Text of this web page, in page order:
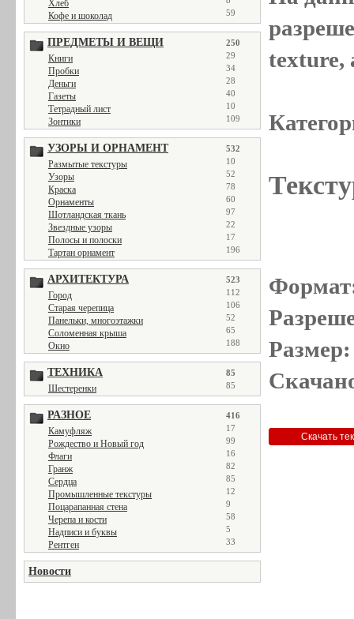
Хлеб
Кофе и шоколад 59
ПРЕДМЕТЫ И ВЕЩИ 250
Книги 29
Пробки 34
Деньги 28
Газеты 40
Тетрадный лист 10
Зонтики 109
УЗОРЫ И ОРНАМЕНТ 532
Размытые текстуры 10
Узоры 52
Краска 78
Орнаменты 60
Шотландская ткань 97
Звездные узоры 22
Полосы и полоски 17
Тартан орнамент 196
АРХИТЕКТУРА 523
Город 112
Старая черепица 106
Панельки, многоэтажки 52
Соломенная крыша 65
Окно 188
ТЕХНИКА 85
Шестеренки 85
РАЗНОЕ 416
Камуфляж 17
Рождество и Новый год 99
Флаги 16
Гранж 82
Сердца 85
Промышленные текстуры 12
Поцарапанная стена 9
Черепа и кости 58
Надписи и буквы 5
Рентген 33
Новости
texture,